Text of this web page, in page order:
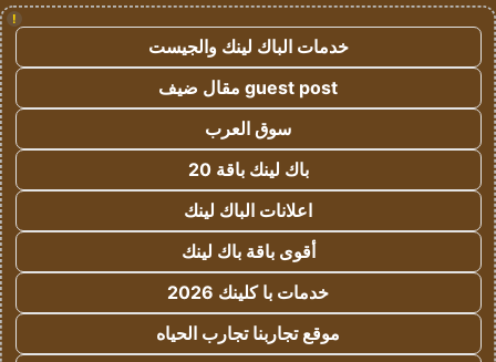
!
خدمات الباك لينك والجيست
guest post مقال ضيف
سوق العرب
باك لينك باقة 20
اعلانات الباك لينك
أقوى باقة باك لينك
خدمات با كلينك 2026
موقع تجاربنا تجارب الحياه